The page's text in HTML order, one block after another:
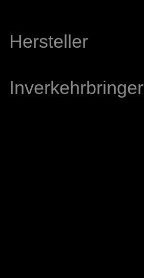
Hersteller
Inverkehrbringer